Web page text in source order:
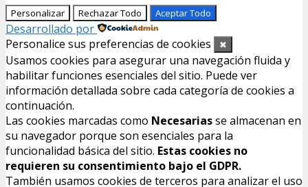
Personalizar Rechazar Todo Aceptar Todo
Desarrollado por
Personalice sus preferencias de cookies
✖
Usamos cookies para asegurar una navegación fluida y
habilitar funciones esenciales del sitio. Puede ver
información detallada sobre cada categoría de cookies a
continuación.
Las cookies marcadas como Necesariasse almacenan en
su navegador porque son esenciales para la
funcionalidad básica del sitio. Estas cookies no
requieren su consentimiento bajo el GDPR.
También usamos cookies de terceros para analizar el uso